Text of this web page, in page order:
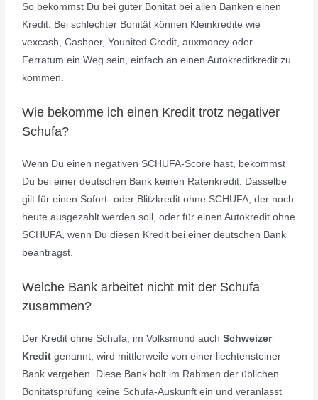
So bekommst Du bei guter Bonität bei allen Banken einen
Kredit. Bei schlechter Bonität können Kleinkredite wie
vexcash, Cashper, Younited Credit, auxmoney oder
Ferratum ein Weg sein, einfach an einen Autokreditkredit zu
kommen.
Wie bekomme ich einen Kredit trotz negativer
Schufa?
Wenn Du einen negativen SCHUFA-Score hast, bekommst
Du bei einer deutschen Bank keinen Ratenkredit. Dasselbe
gilt für einen Sofort- oder Blitzkredit ohne SCHUFA, der noch
heute ausgezahlt werden soll, oder für einen Autokredit ohne
SCHUFA, wenn Du diesen Kredit bei einer deutschen Bank
beantragst.
Welche Bank arbeitet nicht mit der Schufa
zusammen?
Der Kredit ohne Schufa, im Volksmund auchSchweizer
Kredit genannt, wird mittlerweile von einer liechtensteiner
Bank vergeben. Diese Bank holt im Rahmen der üblichen
Bonitätsprüfung keine Schufa-Auskunft ein und veranlasst